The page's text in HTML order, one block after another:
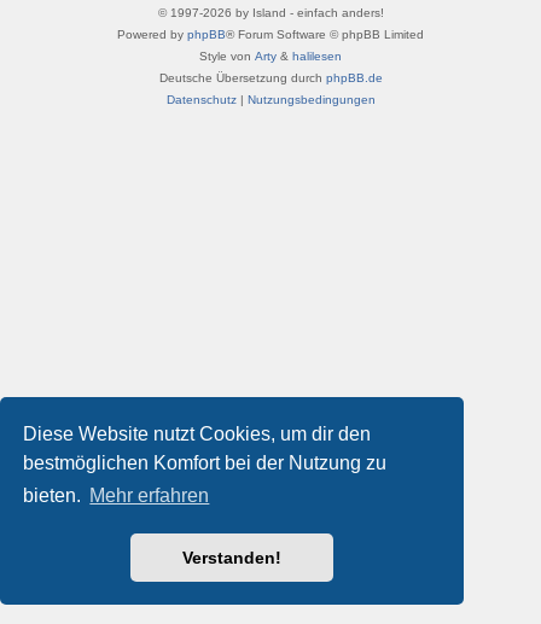
Diese Website nutzt Cookies, um dir den
bestmöglichen Komfort bei der Nutzung zu
bieten. Mehr erfahren
Verstanden!
© 1997-2026 by Island - einfach anders!
Powered by phpBB® Forum Software © phpBB Limited
Style von Arty & halilesen
Deutsche Übersetzung durch phpBB.de
Datenschutz| Nutzungsbedingungen